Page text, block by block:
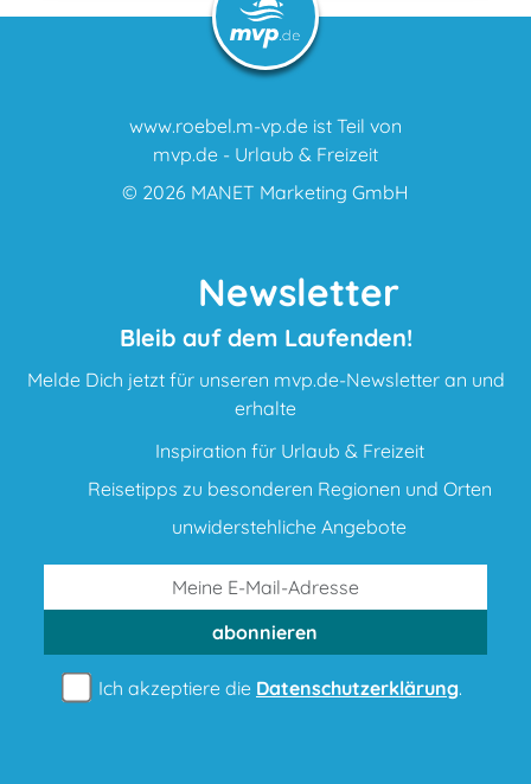
www.roebel.m-vp.de ist Teil von
mvp.de - Urlaub & Freizeit
© 2026 MANET Marketing GmbH
Newsletter
Bleib auf dem Laufenden!
Melde Dich jetzt für unseren mvp.de-Newsletter an und
erhalte
Inspiration für Urlaub & Freizeit
Reisetipps zu besonderen Regionen und Orten
unwiderstehliche Angebote
abonnieren
Ich akzeptiere die Datenschutzerklärung.